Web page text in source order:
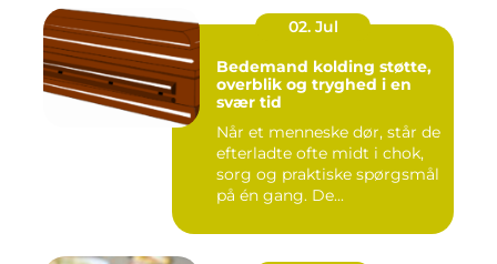
02. Jul
Bedemand kolding støtte,
overblik og tryghed i en
svær tid
Når et menneske dør, står de
efterladte ofte midt i chok,
sorg og praktiske spørgsmål
på én gang. De...